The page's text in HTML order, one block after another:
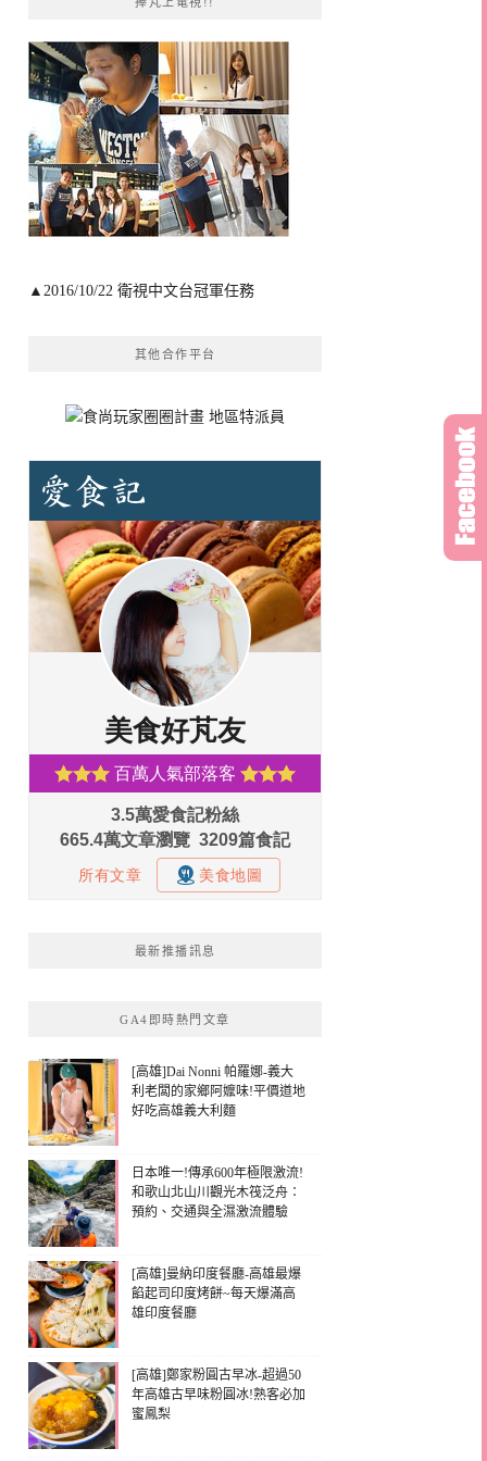
▲2016/10/22 衛視中文台冠軍任務
其他合作平台
最新推播訊息
GA4即時熱門文章
[高雄]Dai Nonni 帕羅娜-義大
利老闆的家鄉阿嬤味!平價道地
好吃高雄義大利麵
日本唯一!傳承600年極限激流!
和歌山北山川觀光木筏泛舟：
預約、交通與全濕激流體驗
[高雄]曼納印度餐廳-高雄最爆
餡起司印度烤餅~每天爆滿高
雄印度餐廳
[高雄]鄭家粉圓古早冰-超過50
年高雄古早味粉圓冰!熟客必加
蜜鳳梨